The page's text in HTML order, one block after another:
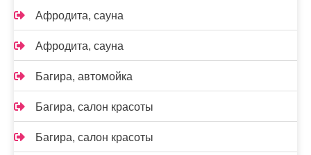
Афродита, сауна
Афродита, сауна
Багира, автомойка
Багира, салон красоты
Багира, салон красоты